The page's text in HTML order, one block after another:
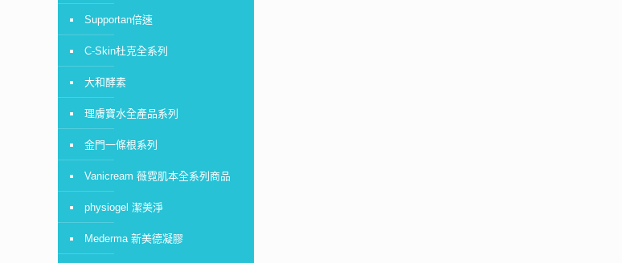
Supportan倍速
C-Skin杜克全系列
大和酵素
理膚寶水全產品系列
金門一條根系列
Vanicream 薇霓肌本全系列商品
physiogel 潔美淨
Mederma 新美德凝膠